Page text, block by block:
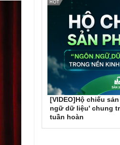
[VIDEO]Hộ chiếu
ngữ dữ liệu' chung
tuần hoàn